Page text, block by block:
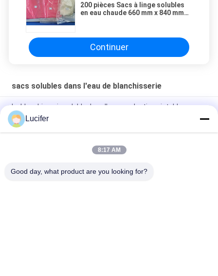
200 pièces Sacs à linge solubles
en eau chaude 660 mm x 840 mm
Continuer
sacs solubles dans l'eau de blanchisserie
La blanchisserie soluble dans l'eau en plastique jetable rouge
met en sac pour médical/hôpital
Sac soluble dans l'eau jetable de blanchisserie de PVA, sacs
Lucifer
8:17 AM
Good day, what product are you looking for?